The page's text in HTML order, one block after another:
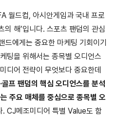
월드컵, 아시안게임과 국내 프로
의 해’입니다. 스포츠 팬덤의 관심
드에게는 중요한 마케팅 기회이기
팅을 위해서는 종목별 오디언스
디어 전략이 무엇보다 중요한데
골프 팬덤의 핵심 오디언스를 분석
주요 매체를 중심으로 종목별 오
. CJ메조미디어 특별 Value도 함